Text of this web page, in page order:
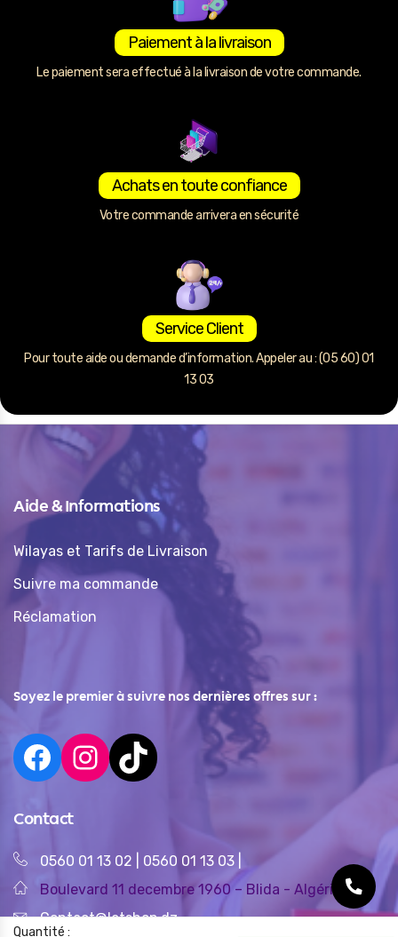
Quantité :
Paiement à la livraison
Le paiement sera effectué à la livraison de votre commande.
Achats en toute confiance
Votre commande arrivera en sécurité
Service Client
Pour toute aide ou demande d’information. Appeler au : (05 60) 01
13 03
Aide & Informations
Wilayas et Tarifs de Livraison
Suivre ma commande
Réclamation
Soyez le premier à suivre nos dernières offres sur :
Contact
0560 01 13 02 0560 01 13 03
Boulevard 11 decembre 1960 – Blida - Algérie
Contact@letshop.dz